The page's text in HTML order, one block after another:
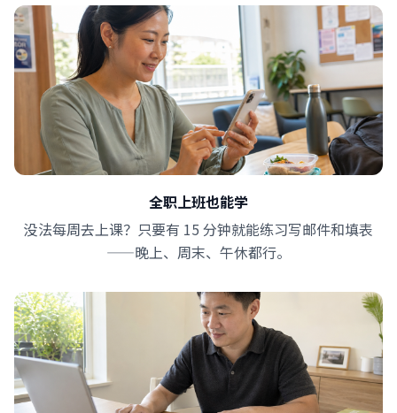
全职上班也能学
没法每周去上课？只要有 15 分钟就能练习写邮件和填表
——晚上、周末、午休都行。